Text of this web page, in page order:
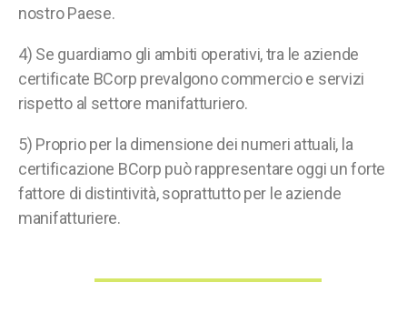
nostro Paese.
4) Se guardiamo gli ambiti operativi, tra le aziende
certificate BCorp prevalgono commercio e servizi
rispetto al settore manifatturiero.
5) Proprio per la dimensione dei numeri attuali, la
certificazione BCorp può rappresentare oggi un forte
fattore di distintività, soprattutto per le aziende
manifatturiere.